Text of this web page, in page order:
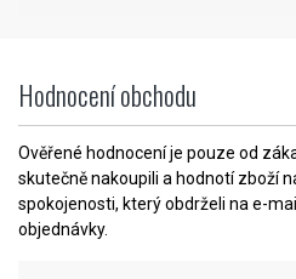
Hodnocení obchodu
Ověřené hodnocení je pouze od
skutečně nakoupili a hodnotí zboží
spokojenosti, který obdrželi na e-
objednávky.